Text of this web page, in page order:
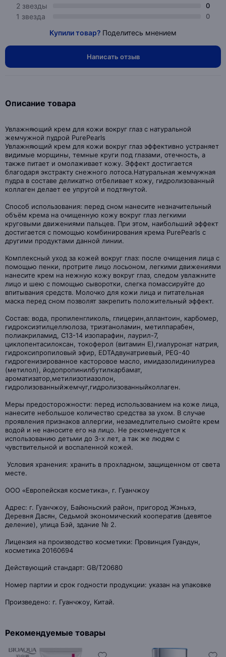
2 звезды 0
1 звезда 0
Купили товар? Поделитесь мнением
Написать отзыв
Описание товара
Увлажняющий крем для кожи вокруг глаз с натуральной
жемчужной пудрой PurePearls
Увлажняющий крем для кожи вокруг глаз эффективно устраняет
видимые морщины, темные круги под глазами, отечность, а
также питает и омолаживает кожу. Эффект достигается
благодаря экстракту снежного лотоса.Натуральная жемчужная
пудра в составе деликатно отбеливает кожу, гидролизованный
коллаген делает ее упругой и подтянутой.
Способ использования: перед сном нанесите незначительный
объём крема на очищенную кожу вокруг глаз легкими
круговыми движениями пальцев. При этом, наибольший эффект
достигается с помощью комбинирования крема PurePearls с
другими продуктами данной линии.
Комплексный уход за кожей вокруг глаз: после очищения лица с
помощью пенки, протрите лицо лосьоном, легкими движениями
нанесите крем на нежную кожу вокруг глаз, следом увлажните
лицо и шею с помощью сыворотки, слегка помассируйте до
впитывания средств. Молочко для кожи лица и питательная
маска перед сном позволят закрепить положительный эффект.
Состав: вода, пропиленгликоль, глицерин,аллантоин, карбомер,
гидроксиэтилцеллюлоза, триэтаноламин, метилпарабен,
полиакриламид, C13-14 изопарафин, лаурил-7,
циклопентасилоксан, токоферол (витамин Е),гиалуронат натрия,
гидроксипропиловый эфир, EDTAдвунатриевый, PEG-40
гидрогенизированное касторовое масло, имидазолидинилуреа
(метилол), йодопропинилбутилкарбамат,
ароматизатор,метилизотиазолон,
гидролизованныйжемчуг,гидролизованныйколлаген.
Меры предосторожности: перед использованием на коже лица,
нанесите небольшое количество средства за ухом. В случае
проявления признаков аллергии, незамедлительно смойте крем
водой и не наносите его на лицо. Не рекомендуется к
использованию детьми до 3-х лет, а так же людям с
чувствительной и воспаленной кожей.
Условия хранения: хранить в прохладном, защищенном от света
месте.
ООО «Европейская косметика», г. Гуанчжоу
Адрес: г. Гуанчжоу, Байюньский район, пригород Жэньхэ,
Деревня Дасян, Седьмой экономический кооператив (девятое
деление), улица Бэй, здание № 2.
Лицензия на производство косметики: Провинция Гуандун,
косметика 20160694
Действующий стандарт: GB/T20680
Номер партии и срок годности продукции: указан на упаковке
Произведено: г. Гуанчжоу, Китай.
Рекомендуемые товары